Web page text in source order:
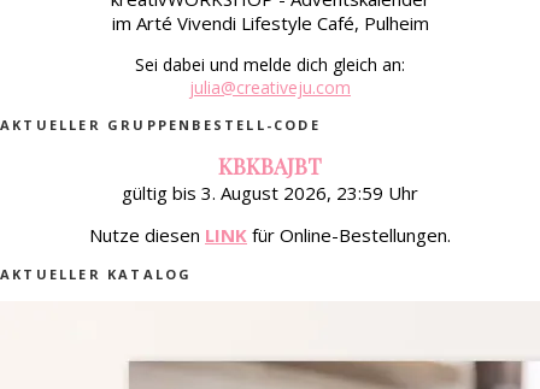
im Arté Vivendi Lifestyle Café, Pulheim
Sei dabei und melde dich gleich an:
julia@creativeju.com
AKTUELLER GRUPPENBESTELL-CODE
KBKBAJBT
gültig bis 3. August 2026, 23:59 Uhr
Nutze diesen LINK für Online-Bestellungen.
AKTUELLER KATALOG